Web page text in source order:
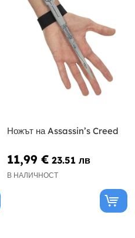
Ножът на Assassin’s Creed
11,99 € 23.51 лв
В НАЛИЧНОСТ